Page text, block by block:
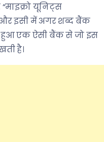
यूनिट्स
इसी में अगर शब्द बैंक
हुआ एक ऐसी बैंक से जो इस
है।